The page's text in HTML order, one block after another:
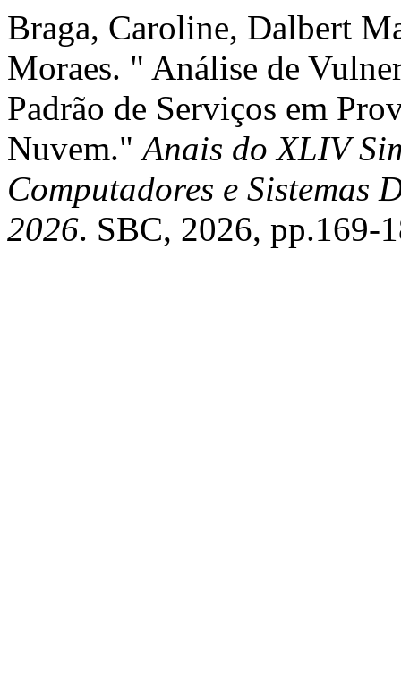
Braga, Caroline, Dalbert
Moraes. " Análise de
Padrão de Serviços em
Nuvem."Anais do XLIV
Computadores e
2026. SBC, 2026, pp.169-